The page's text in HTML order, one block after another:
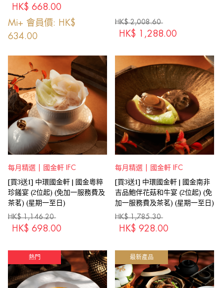
HK$ 668.00
Mi+ 會員價: HK$
634.00
HK$ 2,008.60
HK$ 1,288.00
每月精選 | 國金軒 IFC
[買3送1] 中環國金軒 | 國金粵粹
珍饈宴 (2位起) (免加一服務費及
茶茗) (星期一至日)
HK$ 1,146.20
HK$ 698.00
每月精選 | 國金軒 IFC
[買3送1] 中環國金軒 | 國金南非
吉品鮑伴花菇和牛宴 (2位起) (免
加一服務費及茶茗) (星期一至日)
HK$ 1,785.30
HK$ 928.00
熱門 最新產品